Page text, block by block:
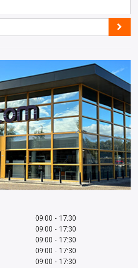
09:00 - 17:30
09:00 - 17:30
09:00 - 17:30
09:00 - 17:30
09:00 - 17:30